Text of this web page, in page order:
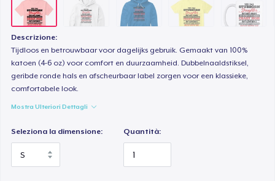
Descrizione:
Tijdloos en betrouwbaar voor dagelijks gebruik. Gemaakt van 100%
katoen (4-6 oz) voor comfort en duurzaamheid. Dubbelnaaldstiksel,
geribde ronde hals en afscheurbaar label zorgen voor een klassieke,
comfortabele look.
Mostra Ulteriori Dettagli
Seleziona la dimensione: Quantità:
Women's Premium V-Neck Tee
28,99 USD
Premium Long Sleeve Tee
36,99 USD
26,99 USD
Classic Tank Top